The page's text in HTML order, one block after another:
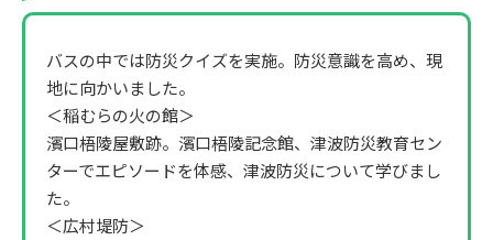
バスの中では防災クイズを実施。防災意識を高め、現
地に向かいました。
＜稲むらの火の館＞
濱口梧陵屋敷跡。濱口梧陵記念館、津波防災教育セン
ターでエピソードを体感、津波防災について学びまし
た。
＜広村堤防＞